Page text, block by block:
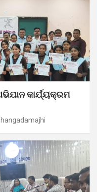
କାର୍ଯ୍ୟକ୍ରମ